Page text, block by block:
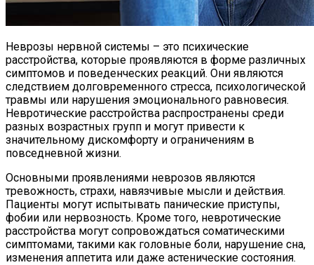
Неврозы нервной системы – это психические
расстройства, которые проявляются в форме различных
симптомов и поведенческих реакций. Они являются
следствием долговременного стресса, психологической
травмы или нарушения эмоционального равновесия.
Невротические расстройства распространены среди
разных возрастных групп и могут привести к
значительному дискомфорту и ограничениям в
повседневной жизни.
Основными проявлениями неврозов являются
тревожность, страхи, навязчивые мысли и действия.
Пациенты могут испытывать панические приступы,
фобии или нервозность. Кроме того, невротические
расстройства могут сопровождаться соматическими
симптомами, такими как головные боли, нарушение сна,
изменения аппетита или даже астенические состояния.